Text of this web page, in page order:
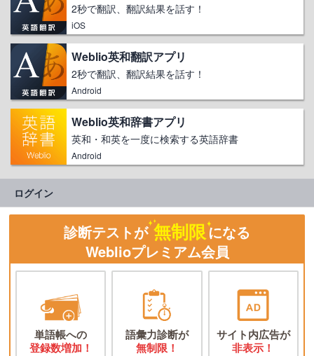
2秒で翻訳、翻訳結果を話す！
iOS
Weblio英和翻訳アプリ
2秒で翻訳、翻訳結果を話す！
Android
Weblio英和辞書アプリ
英和・和英を一度に検索する英語辞書
Android
ログイン
診断テストが 無制限になる
Weblioプレミアム会員
単語帳への
登録数増加！
語彙力診断が
無制限！
サイト内広告が
非表示！